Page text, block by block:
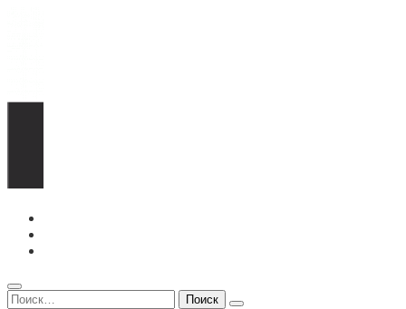
Перейти
содержимому
Найти: